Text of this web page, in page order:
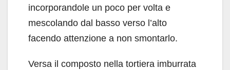
incorporandole un poco per volta e
mescolando dal basso verso l’alto
facendo attenzione a non smontarlo.
Versa il composto nella tortiera imburrata